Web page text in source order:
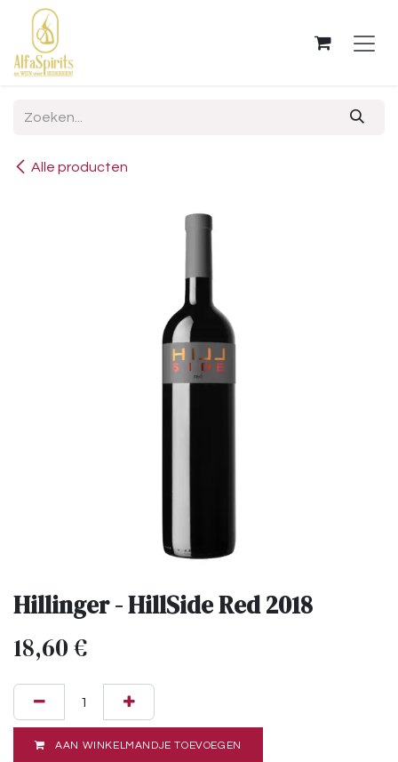
OVERSLAAN NAAR INHOUD
Alle producten
Hillinger - HillSide Red 2018
18,60€
AAN WINKELMANDJE TOEVOEGEN